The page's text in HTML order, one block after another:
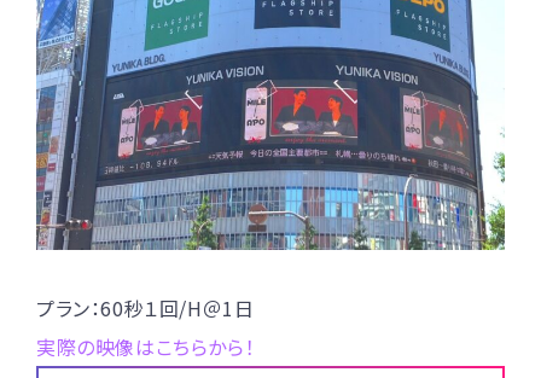
プラン：60秒１回/H＠1日
実際の映像はこちらから！